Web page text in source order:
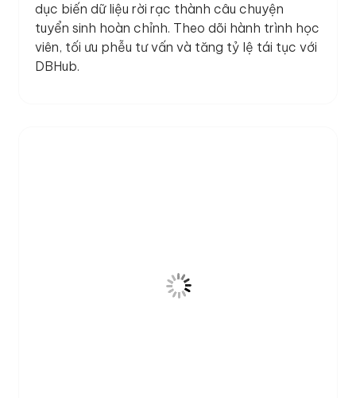
dục biến dữ liệu rời rạc thành câu chuyện
tuyển sinh hoàn chỉnh. Theo dõi hành trình học
viên, tối ưu phễu tư vấn và tăng tỷ lệ tái tục với
DBHub.